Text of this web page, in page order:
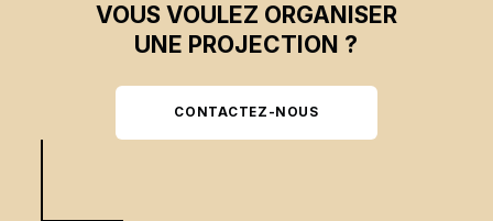
VOUS VOULEZ ORGANISER
UNE PROJECTION ?
CONTACTEZ-NOUS